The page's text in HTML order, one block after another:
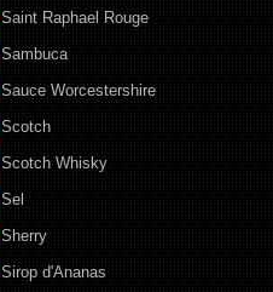
Saint Raphael Rouge
Sambuca
Sauce Worcestershire
Scotch
Scotch Whisky
Sel
Sherry
Sirop d'Ananas